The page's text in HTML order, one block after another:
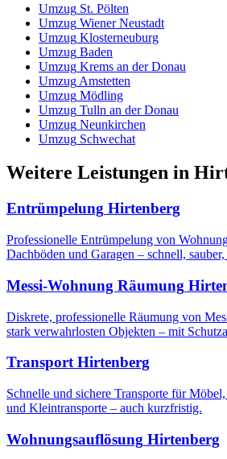
Umzug St. Pölten
Umzug Wiener Neustadt
Umzug Klosterneuburg
Umzug Baden
Umzug Krems an der Donau
Umzug Amstetten
Umzug Mödling
Umzug Tulln an der Donau
Umzug Neunkirchen
Umzug Schwechat
Weitere Leistungen in
Entrümpelung Hirtenberg
Professionelle Entrümpelung von
Dachböden und Garagen – schnell,
Messi-Wohnung Räumung
Diskrete, professionelle Räumung von
stark verwahrlosten Objekten – mit
Transport Hirtenberg
Schnelle und sichere Transporte für
und Kleintransporte – auch kurzfristig.
Wohnungsauflösung Hirtenberg